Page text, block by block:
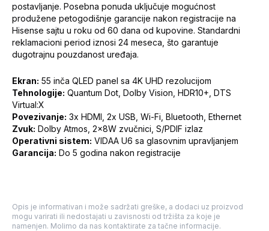
postavljanje. Posebna ponuda uključuje mogućnost
produžene petogodišnje garancije nakon registracije na
Hisense sajtu u roku od 60 dana od kupovine. Standardni
reklamacioni period iznosi 24 meseca, što garantuje
dugotrajnu pouzdanost uređaja.
Ekran: 55 inča QLED panel sa 4K UHD rezolucijom
Tehnologije: Quantum Dot, Dolby Vision, HDR10+, DTS
Virtual:X
Povezivanje: 3x HDMI, 2x USB, Wi-Fi, Bluetooth, Ethernet
Zvuk: Dolby Atmos, 2x8W zvučnici, S/PDIF izlaz
Operativni sistem: VIDAA U6 sa glasovnim upravljanjem
Garancija: Do 5 godina nakon registracije
Opis je informativan i može sadržati greške, a dodaci uz proizvod
mogu varirati ili nedostajati u zavisnosti od tržišta za koje je
namenjen. Molimo da nas kontaktirate za tačne informacije.